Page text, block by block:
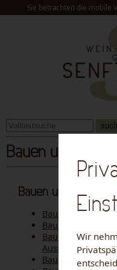
Sie betrachten die mobile
Bauen und
Bauen und Wohnen
Bauanzeige
Baubewilligung -
Ausstellung
Wir